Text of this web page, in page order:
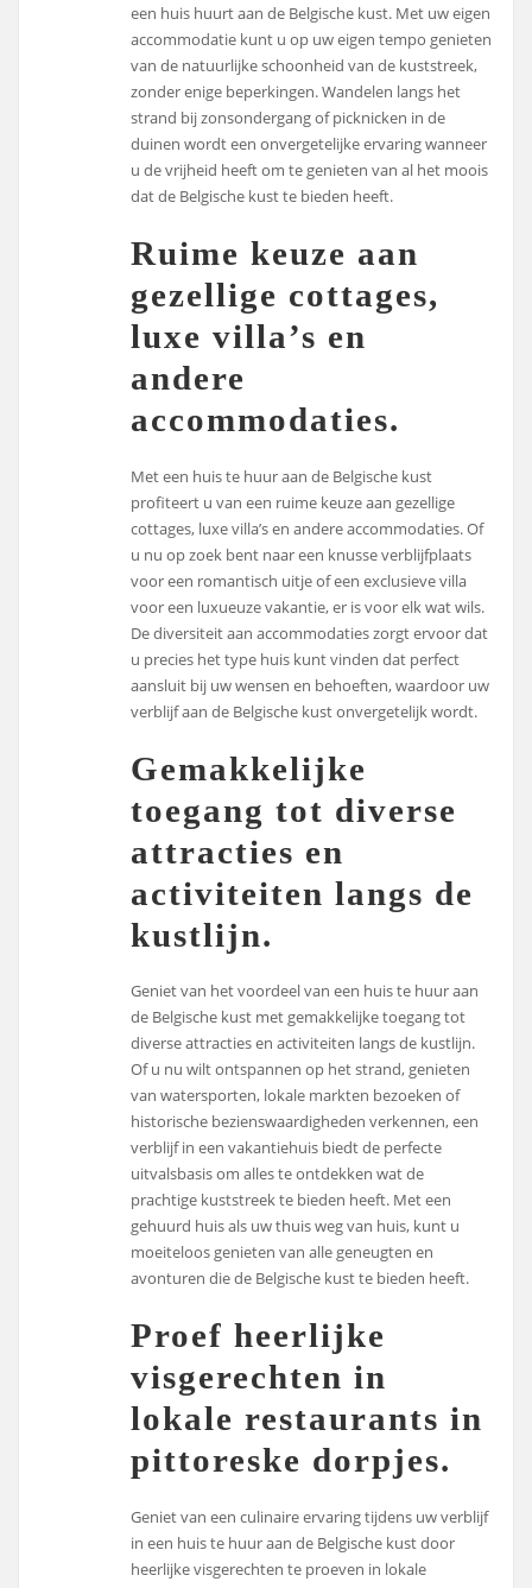
een huis huurt aan de Belgische kust. Met uw eigen
accommodatie kunt u op uw eigen tempo genieten
van de natuurlijke schoonheid van de kuststreek,
zonder enige beperkingen. Wandelen langs het
strand bij zonsondergang of picknicken in de
duinen wordt een onvergetelijke ervaring wanneer
u de vrijheid heeft om te genieten van al het moois
dat de Belgische kust te bieden heeft.
Ruime keuze aan
gezellige cottages,
luxe villa’s en
andere
accommodaties.
Met een huis te huur aan de Belgische kust
profiteert u van een ruime keuze aan gezellige
cottages, luxe villa’s en andere accommodaties. Of
u nu op zoek bent naar een knusse verblijfplaats
voor een romantisch uitje of een exclusieve villa
voor een luxueuze vakantie, er is voor elk wat wils.
De diversiteit aan accommodaties zorgt ervoor dat
u precies het type huis kunt vinden dat perfect
aansluit bij uw wensen en behoeften, waardoor uw
verblijf aan de Belgische kust onvergetelijk wordt.
Gemakkelijke
toegang tot diverse
attracties en
activiteiten langs de
kustlijn.
Geniet van het voordeel van een huis te huur aan
de Belgische kust met gemakkelijke toegang tot
diverse attracties en activiteiten langs de kustlijn.
Of u nu wilt ontspannen op het strand, genieten
van watersporten, lokale markten bezoeken of
historische bezienswaardigheden verkennen, een
verblijf in een vakantiehuis biedt de perfecte
uitvalsbasis om alles te ontdekken wat de
prachtige kuststreek te bieden heeft. Met een
gehuurd huis als uw thuis weg van huis, kunt u
moeiteloos genieten van alle geneugten en
avonturen die de Belgische kust te bieden heeft.
Proef heerlijke
visgerechten in
lokale restaurants in
pittoreske dorpjes.
Geniet van een culinaire ervaring tijdens uw verblijf
in een huis te huur aan de Belgische kust door
heerlijke visgerechten te proeven in lokale